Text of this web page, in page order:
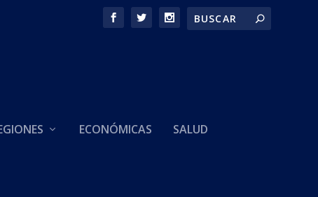
ECONÓMICAS SALUD